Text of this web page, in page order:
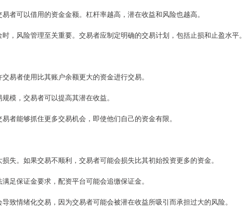
者可以借用的资金金额。杠杆率越高，潜在收益和风险也越高。
，风险管理至关重要。交易者应制定明确的交易计划，包括止损和止盈水平。
易者使用比其账户余额更大的资金进行交易。
模，交易者可以提高其潜在收益。
者能够抓住更多交易机会，即使他们自己的资金有限。
失。如果交易不顺利，交易者可能会损失比其初始投资更多的资金。
足保证金要求，配资平台可能会追缴保证金。
致情绪化交易，因为交易者可能会被潜在收益所吸引而承担过大的风险。